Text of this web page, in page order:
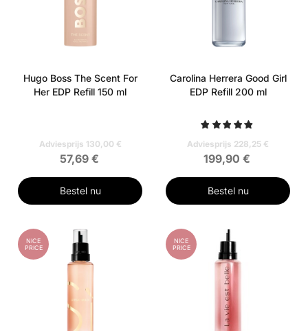
Hugo Boss The Scent For
Her EDP Refill 150 ml
Adviesprijs 130,00 €
57,69 €
Bestel nu
Carolina Herrera Good Girl
EDP Refill 200 ml
Adviesprijs 228,25 €
199,90 €
Bestel nu
NICE
PRICE
NICE
PRICE